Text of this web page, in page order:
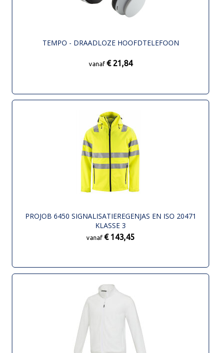
TEMPO - DRAADLOZE HOOFDTELEFOON
vanaf € 21,84
PROJOB 6450 SIGNALISATIEREGENJAS EN ISO 20471
KLASSE 3
vanaf € 143,45